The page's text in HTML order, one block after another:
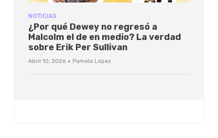
NOTICIAS
¿Por qué Dewey no regresó a
Malcolm el de en medio? La verdad
sobre Erik Per Sullivan
Abril 10, 2026 · Pamela López